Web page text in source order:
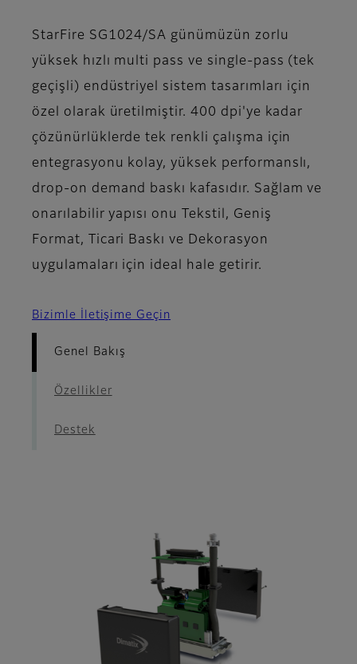
StarFire SG1024/SA günümüzün zorlu
yüksek hızlı multi pass ve single-pass (tek
geçişli) endüstriyel sistem tasarımları için
özel olarak üretilmiştir. 400 dpi'ye kadar
çözünürlüklerde tek renkli çalışma için
entegrasyonu kolay, yüksek performanslı,
drop-on demand baskı kafasıdır. Sağlam ve
onarılabilir yapısı onu Tekstil, Geniş
Format, Ticari Baskı ve Dekorasyon
uygulamaları için ideal hale getirir.
Bizimle İletişime Geçin
Genel Bakış
Özellikler
Destek